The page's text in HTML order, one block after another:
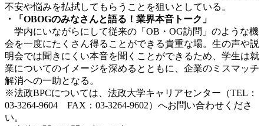
不安や悩みを払拭してもらうことを狙いとしている。
・「OBOGのみなさんと語る！業界本音トーク」
学内にいながらにして従来の「OB・OG訪問」のような機
会を一度にたくさん得ることができる貴重な場。生の声や説
明会では聞きにくい本音を聞くことができるため、学生は就
業についてのイメージを深めるとともに、企業のミスマッチ
解消への一助となる。
※法政BPCについては、法政大学キャリアセンター（TEL：
03-3264-9604 FAX：03-3264-9602）へお問い合わせくださ
い。